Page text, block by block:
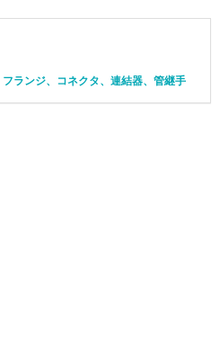
ランジ、コネクタ、連結器、管継手